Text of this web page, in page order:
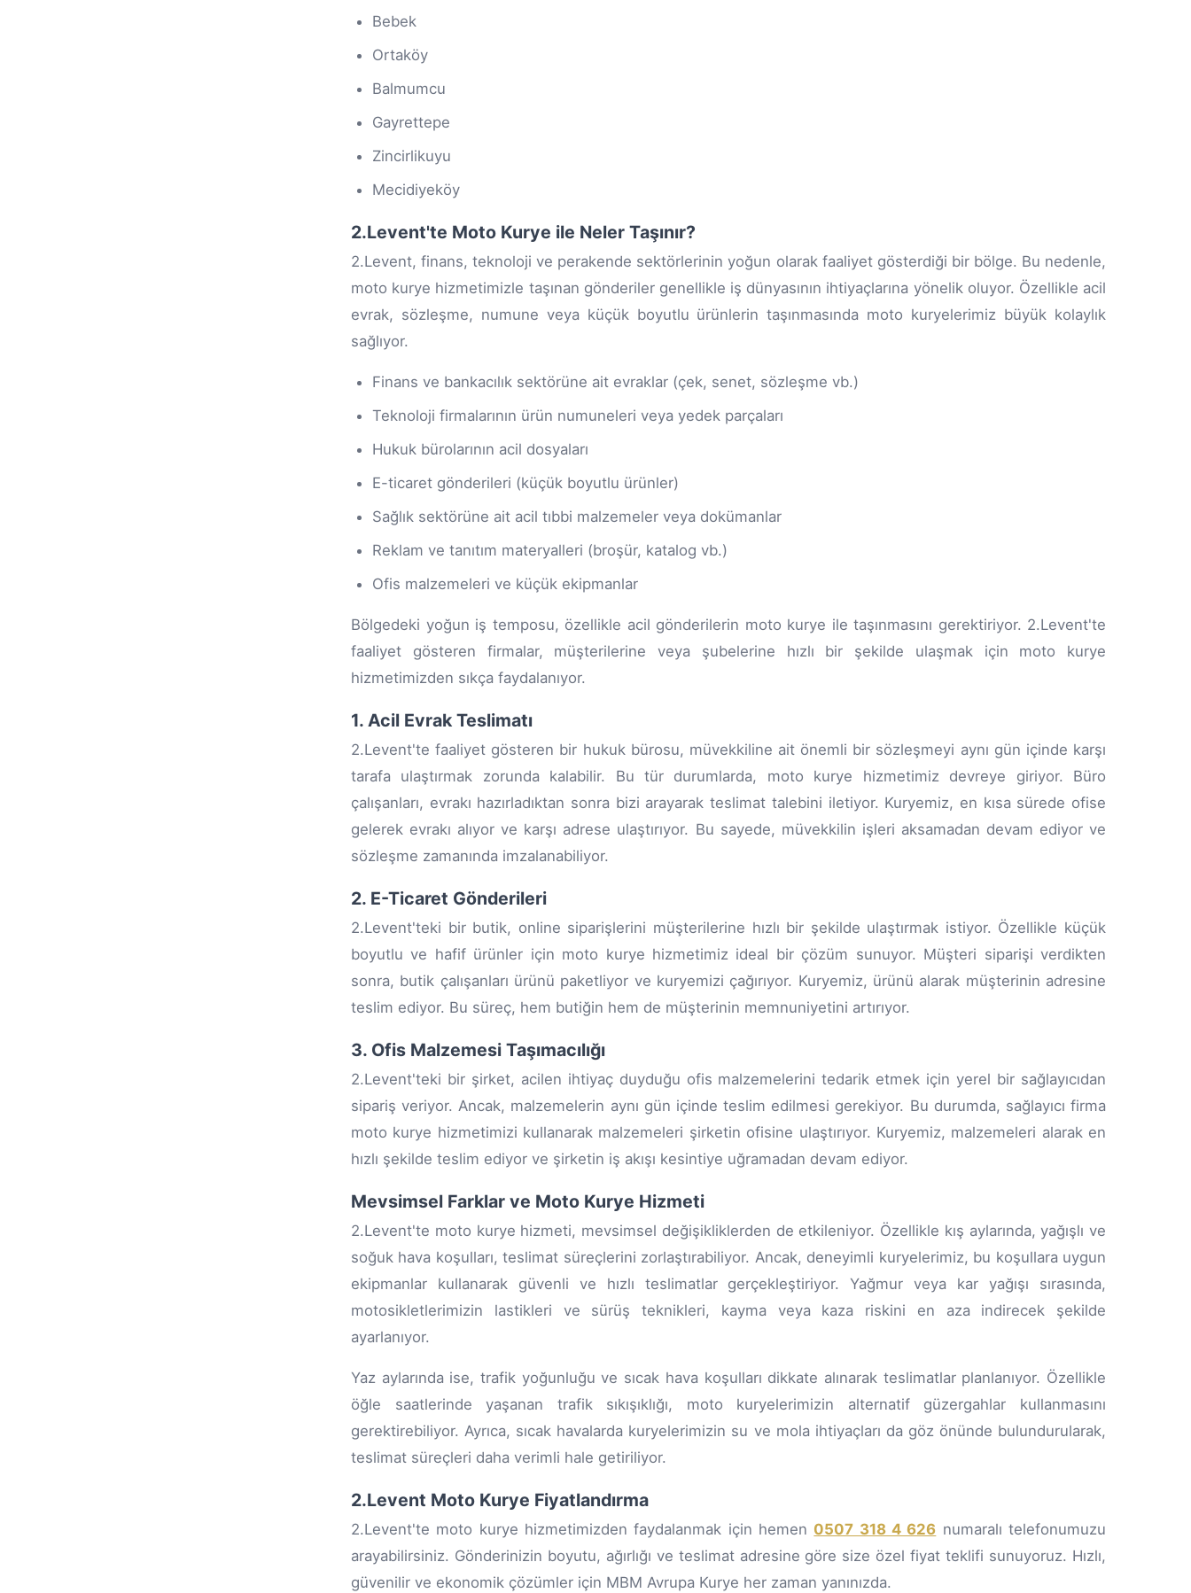
Bebek
Ortaköy
Balmumcu
Gayrettepe
Zincirlikuyu
Mecidiyeköy
2.Levent'te Moto Kurye ile Neler Taşınır?
2.Levent, finans, teknoloji ve perakende sektörlerinin yoğun olarak faaliyet gösterdiği bir bölge. Bu nedenle,
moto kurye hizmetimizle taşınan gönderiler genellikle iş dünyasının ihtiyaçlarına yönelik oluyor. Özellikle acil
evrak, sözleşme, numune veya küçük boyutlu ürünlerin taşınmasında moto kuryelerimiz büyük kolaylık
sağlıyor.
Finans ve bankacılık sektörüne ait evraklar (çek, senet, sözleşme vb.)
Teknoloji firmalarının ürün numuneleri veya yedek parçaları
Hukuk bürolarının acil dosyaları
E-ticaret gönderileri (küçük boyutlu ürünler)
Sağlık sektörüne ait acil tıbbi malzemeler veya dokümanlar
Reklam ve tanıtım materyalleri (broşür, katalog vb.)
Ofis malzemeleri ve küçük ekipmanlar
Bölgedeki yoğun iş temposu, özellikle acil gönderilerin moto kurye ile taşınmasını gerektiriyor. 2.Levent'te
faaliyet gösteren firmalar, müşterilerine veya şubelerine hızlı bir şekilde ulaşmak için moto kurye
hizmetimizden sıkça faydalanıyor.
1. Acil Evrak Teslimatı
2.Levent'te faaliyet gösteren bir hukuk bürosu, müvekkiline ait önemli bir sözleşmeyi aynı gün içinde karşı
tarafa ulaştırmak zorunda kalabilir. Bu tür durumlarda, moto kurye hizmetimiz devreye giriyor. Büro
çalışanları, evrakı hazırladıktan sonra bizi arayarak teslimat talebini iletiyor. Kuryemiz, en kısa sürede ofise
gelerek evrakı alıyor ve karşı adrese ulaştırıyor. Bu sayede, müvekkilin işleri aksamadan devam ediyor ve
sözleşme zamanında imzalanabiliyor.
2. E-Ticaret Gönderileri
2.Levent'teki bir butik, online siparişlerini müşterilerine hızlı bir şekilde ulaştırmak istiyor. Özellikle küçük
boyutlu ve hafif ürünler için moto kurye hizmetimiz ideal bir çözüm sunuyor. Müşteri siparişi verdikten
sonra, butik çalışanları ürünü paketliyor ve kuryemizi çağırıyor. Kuryemiz, ürünü alarak müşterinin adresine
teslim ediyor. Bu süreç, hem butiğin hem de müşterinin memnuniyetini artırıyor.
3. Ofis Malzemesi Taşımacılığı
2.Levent'teki bir şirket, acilen ihtiyaç duyduğu ofis malzemelerini tedarik etmek için yerel bir sağlayıcıdan
sipariş veriyor. Ancak, malzemelerin aynı gün içinde teslim edilmesi gerekiyor. Bu durumda, sağlayıcı firma
moto kurye hizmetimizi kullanarak malzemeleri şirketin ofisine ulaştırıyor. Kuryemiz, malzemeleri alarak en
hızlı şekilde teslim ediyor ve şirketin iş akışı kesintiye uğramadan devam ediyor.
Mevsimsel Farklar ve Moto Kurye Hizmeti
2.Levent'te moto kurye hizmeti, mevsimsel değişikliklerden de etkileniyor. Özellikle kış aylarında, yağışlı ve
soğuk hava koşulları, teslimat süreçlerini zorlaştırabiliyor. Ancak, deneyimli kuryelerimiz, bu koşullara uygun
ekipmanlar kullanarak güvenli ve hızlı teslimatlar gerçekleştiriyor. Yağmur veya kar yağışı sırasında,
motosikletlerimizin lastikleri ve sürüş teknikleri, kayma veya kaza riskini en aza indirecek şekilde
ayarlanıyor.
Yaz aylarında ise, trafik yoğunluğu ve sıcak hava koşulları dikkate alınarak teslimatlar planlanıyor. Özellikle
öğle saatlerinde yaşanan trafik sıkışıklığı, moto kuryelerimizin alternatif güzergahlar kullanmasını
gerektirebiliyor. Ayrıca, sıcak havalarda kuryelerimizin su ve mola ihtiyaçları da göz önünde bulundurularak,
teslimat süreçleri daha verimli hale getiriliyor.
2.Levent Moto Kurye Fiyatlandırma
2.Levent'te moto kurye hizmetimizden faydalanmak için hemen 0507 318 4 626 numaralı telefonumuzu
arayabilirsiniz. Gönderinizin boyutu, ağırlığı ve teslimat adresine göre size özel fiyat teklifi sunuyoruz. Hızlı,
güvenilir ve ekonomik çözümler için MBM Avrupa Kurye her zaman yanınızda.